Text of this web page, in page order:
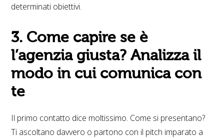
determinati obiettivi.
3. Come capire se è
l’agenzia giusta? Analizza il
modo in cui comunica con
te
Il primo contatto dice moltissimo. Come si presentano?
Ti ascoltano davvero o partono con il pitch imparato a